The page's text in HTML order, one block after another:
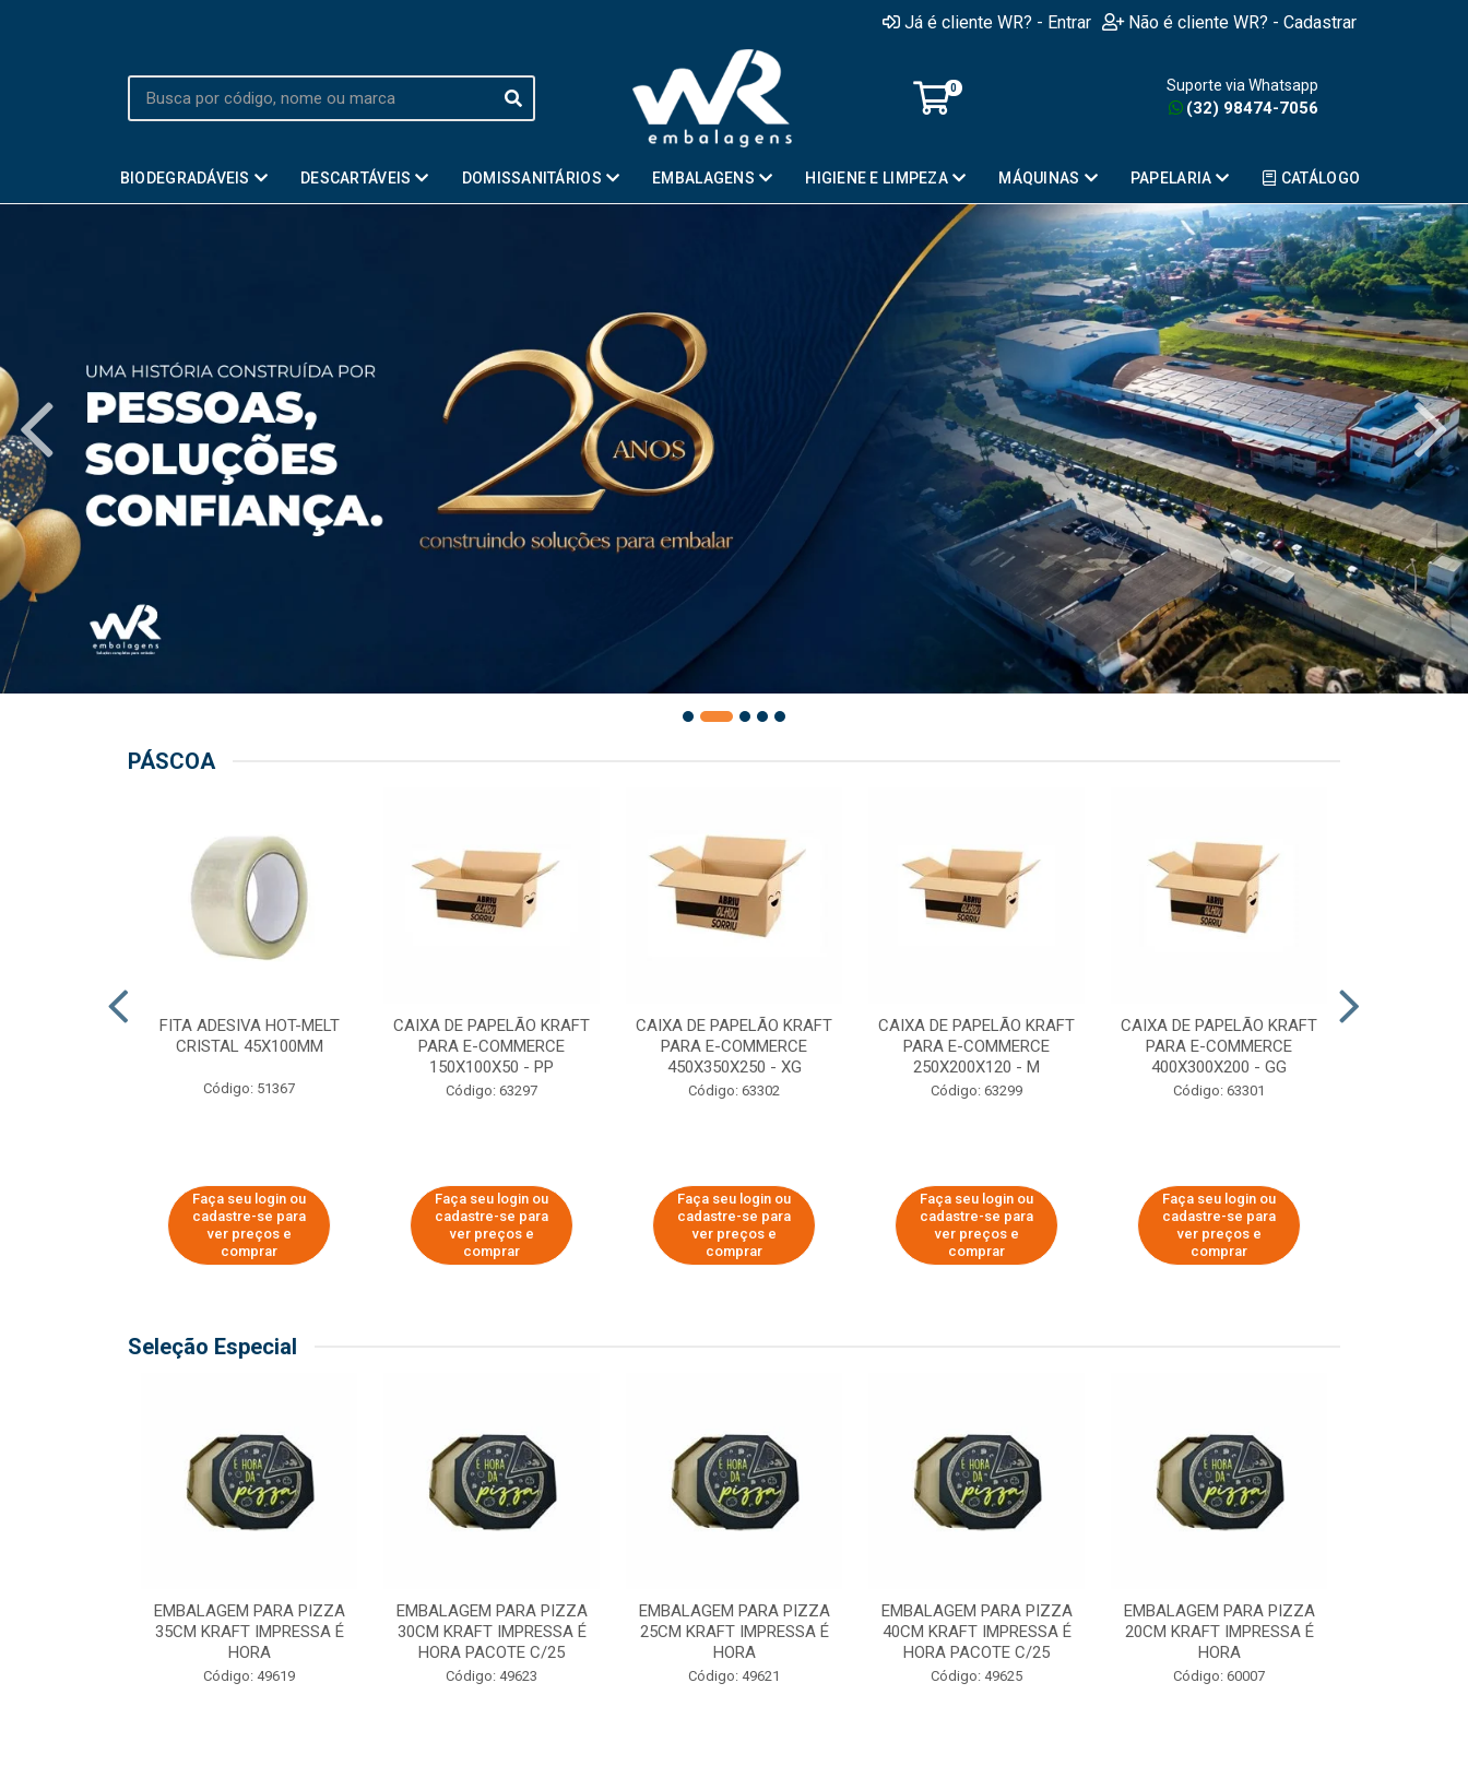
Já é cliente WR? - Entrar Não é cliente WR? - Cadastrar
0 Suporte via Whatsapp
(32) 98474-7056
BIODEGRADÁVEIS DESCARTÁVEIS DOMISSANITÁRIOS EMBALAGENS HIGIENE E LIMPEZA MÁQUINAS PAPELARIA CATÁLOGO
PÁSCOA
FITA ADESIVA HOT-MELT
CRISTAL 45X100MM
Código: 51367
Faça seu login ou
cadastre-se para
ver preços e
comprar
CAIXA DE PAPELÃO KRAFT
PARA E-COMMERCE
150X100X50 - PP
Código: 63297
Faça seu login ou
cadastre-se para
ver preços e
comprar
CAIXA DE PAPELÃO KRAFT
PARA E-COMMERCE
450X350X250 - XG
Código: 63302
Faça seu login ou
cadastre-se para
ver preços e
comprar
CAIXA DE PAPELÃO KRAFT
PARA E-COMMERCE
250X200X120 - M
Código: 63299
Faça seu login ou
cadastre-se para
ver preços e
comprar
CAIXA DE PAPELÃO KRAFT
PARA E-COMMERCE
400X300X200 - GG
Código: 63301
Faça seu login ou
cadastre-se para
ver preços e
comprar
Seleção Especial
EMBALAGEM PARA PIZZA
35CM KRAFT IMPRESSA É
HORA
Código: 49619
EMBALAGEM PARA PIZZA
30CM KRAFT IMPRESSA É
HORA PACOTE C/25
Código: 49623
EMBALAGEM PARA PIZZA
25CM KRAFT IMPRESSA É
HORA
Código: 49621
EMBALAGEM PARA PIZZA
40CM KRAFT IMPRESSA É
HORA PACOTE C/25
Código: 49625
EMBALAGEM PARA PIZZA
20CM KRAFT IMPRESSA É
HORA
Código: 60007